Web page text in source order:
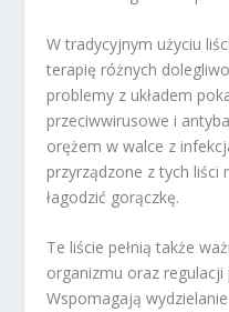
W tradycyjnym użyciu
terapię różnych
problemy z układem
przeciwwirusowe i
orężem w walce z
przyrządzone z tych liści
łagodzić gorączkę.
Te liście pełnią także
organizmu oraz
Wspomagają